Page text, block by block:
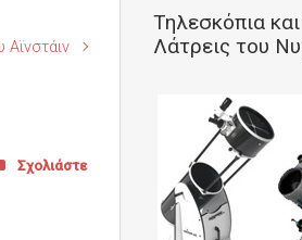
Σχολιάστε
Τηλεσκόπια
Λάτρεις του